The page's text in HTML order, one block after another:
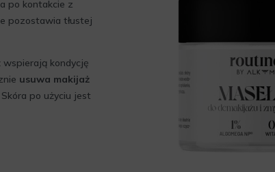
po kontakcie z
pozostawia tłustej
wspierają kondycję
usuwa makijaż
po użyciu jest